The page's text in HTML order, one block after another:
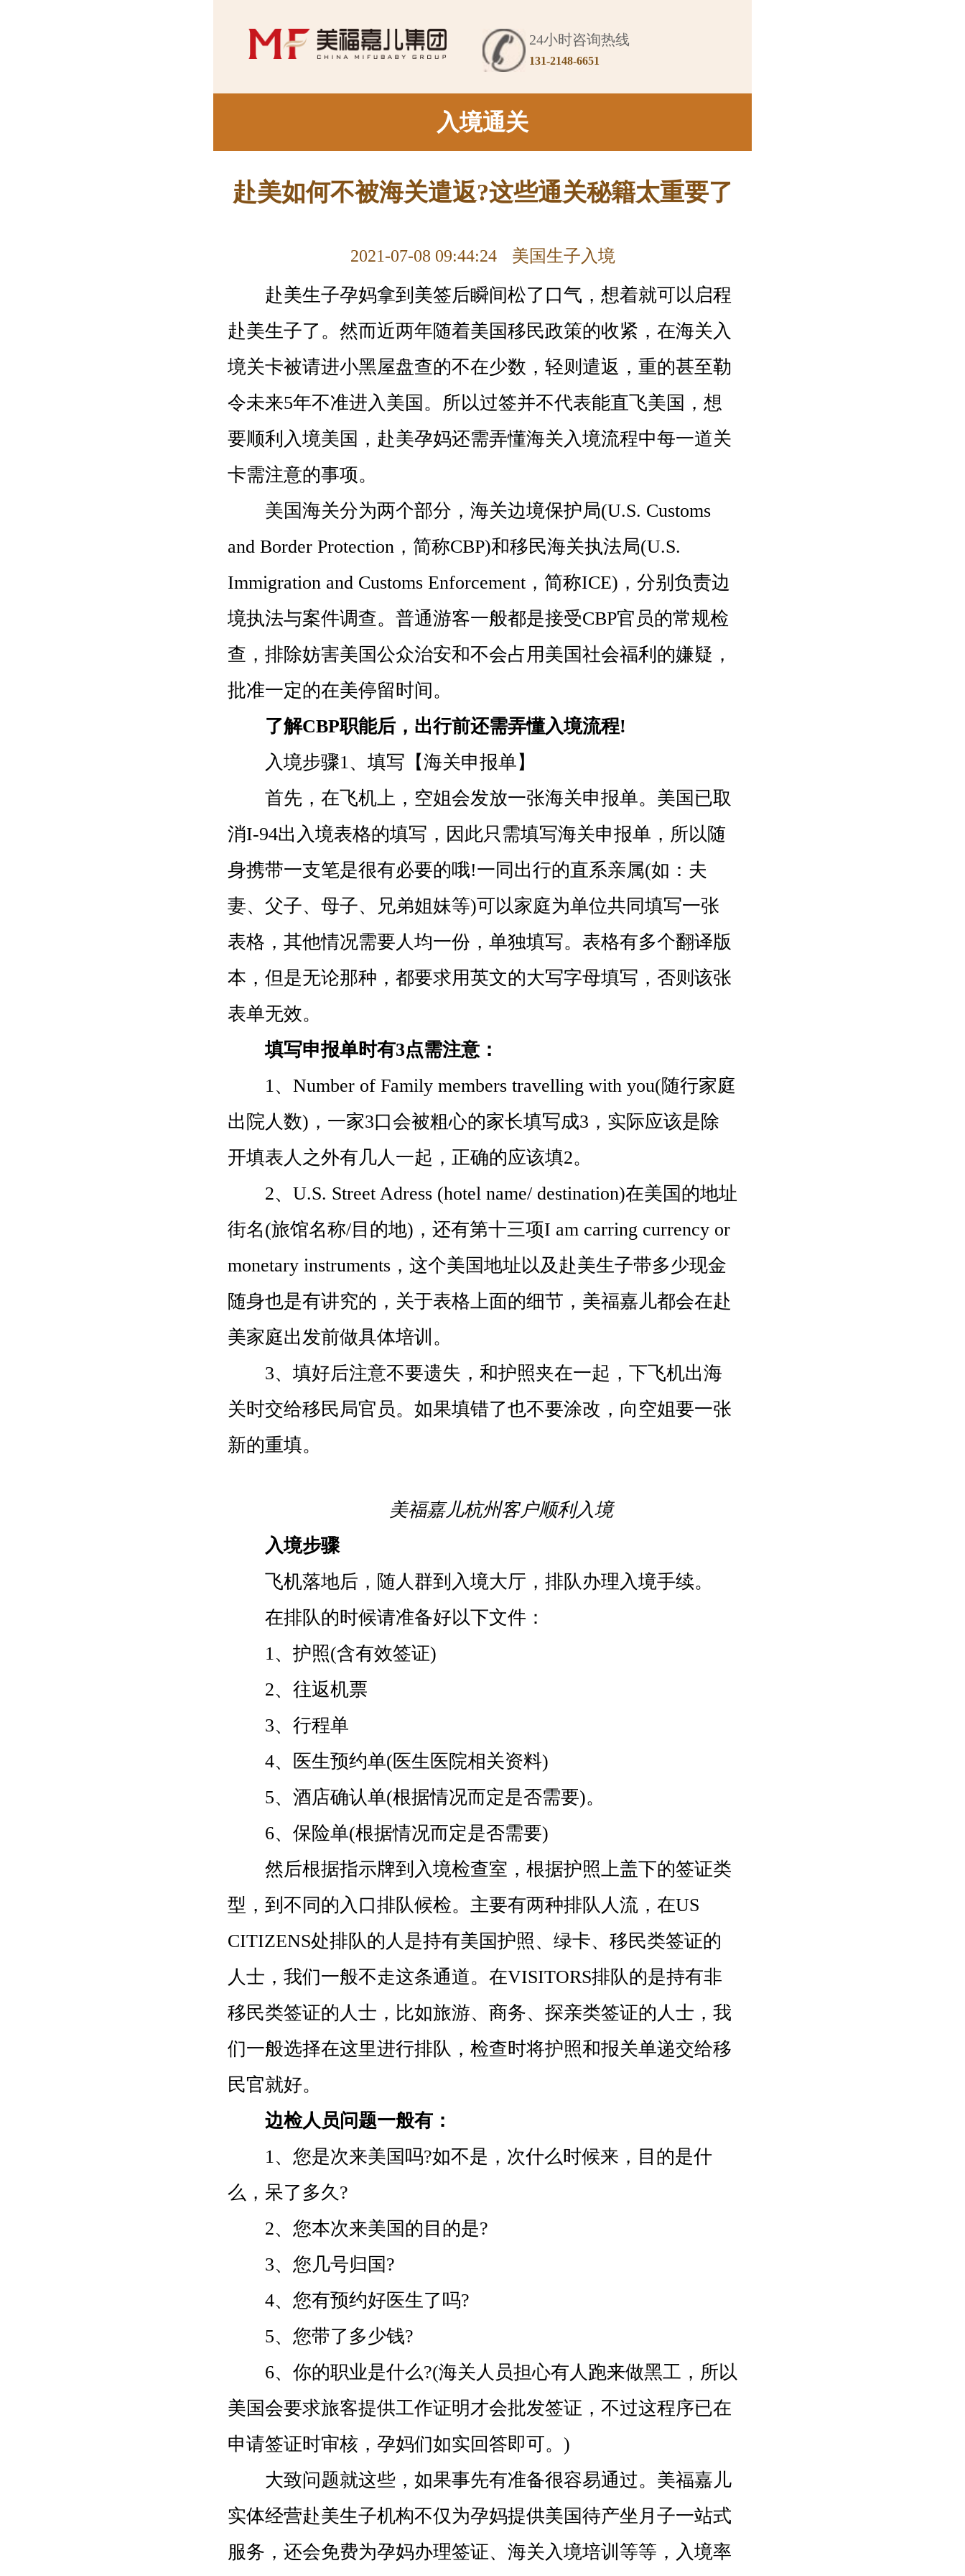
24小时咨询热线
131-2148-6651
入境通关
赴美如何不被海关遣返?这些通关秘籍太重要了
2021-07-08 09:44:24 美国生子入境
赴美生子孕妈拿到美签后瞬间松了口气，想着就可以启程
赴美生子了。然而近两年随着美国移民政策的收紧，在海关入
境关卡被请进小黑屋盘查的不在少数，轻则遣返，重的甚至勒
令未来5年不准进入美国。所以过签并不代表能直飞美国，想
要顺利入境美国，赴美孕妈还需弄懂海关入境流程中每一道关
卡需注意的事项。
美国海关分为两个部分，海关边境保护局(U.S. Customs
and Border Protection，简称CBP)和移民海关执法局(U.S.
Immigration and Customs Enforcement，简称ICE)，分别负责边
境执法与案件调查。普通游客一般都是接受CBP官员的常规检
查，排除妨害美国公众治安和不会占用美国社会福利的嫌疑，
批准一定的在美停留时间。
了解CBP职能后，出行前还需弄懂入境流程!
入境步骤1、填写【海关申报单】
首先，在飞机上，空姐会发放一张海关申报单。美国已取
消I-94出入境表格的填写，因此只需填写海关申报单，所以随
身携带一支笔是很有必要的哦!一同出行的直系亲属(如：夫
妻、父子、母子、兄弟姐妹等)可以家庭为单位共同填写一张
表格，其他情况需要人均一份，单独填写。表格有多个翻译版
本，但是无论那种，都要求用英文的大写字母填写，否则该张
表单无效。
填写申报单时有3点需注意：
1、Number of Family members travelling with you(随行家庭
出院人数)，一家3口会被粗心的家长填写成3，实际应该是除
开填表人之外有几人一起，正确的应该填2。
2、U.S. Street Adress (hotel name/ destination)在美国的地址
街名(旅馆名称/目的地)，还有第十三项I am carring currency or
monetary instruments，这个美国地址以及赴美生子带多少现金
随身也是有讲究的，关于表格上面的细节，美福嘉儿都会在赴
美家庭出发前做具体培训。
3、填好后注意不要遗失，和护照夹在一起，下飞机出海
关时交给移民局官员。如果填错了也不要涂改，向空姐要一张
新的重填。
美福嘉儿杭州客户顺利入境
入境步骤
飞机落地后，随人群到入境大厅，排队办理入境手续。
在排队的时候请准备好以下文件：
1、护照(含有效签证)
2、往返机票
3、行程单
4、医生预约单(医生医院相关资料)
5、酒店确认单(根据情况而定是否需要)。
6、保险单(根据情况而定是否需要)
然后根据指示牌到入境检查室，根据护照上盖下的签证类
型，到不同的入口排队候检。主要有两种排队人流，在US
CITIZENS处排队的人是持有美国护照、绿卡、移民类签证的
人士，我们一般不走这条通道。在VISITORS排队的是持有非
移民类签证的人士，比如旅游、商务、探亲类签证的人士，我
们一般选择在这里进行排队，检查时将护照和报关单递交给移
民官就好。
边检人员问题一般有：
1、您是次来美国吗?如不是，次什么时候来，目的是什
么，呆了多久?
2、您本次来美国的目的是?
3、您几号归国?
4、您有预约好医生了吗?
5、您带了多少钱?
6、你的职业是什么?(海关人员担心有人跑来做黑工，所以
美国会要求旅客提供工作证明才会批发签证，不过这程序已在
申请签证时审核，孕妈们如实回答即可。)
大致问题就这些，如果事先有准备很容易通过。美福嘉儿
实体经营赴美生子机构不仅为孕妈提供美国待产坐月子一站式
服务，还会免费为孕妈办理签证、海关入境培训等等，入境率